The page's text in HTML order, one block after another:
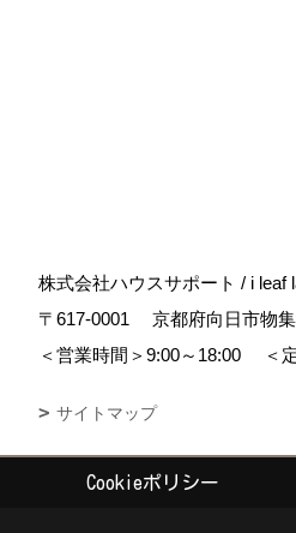
株式会社ハウスサポート / i leaf
〒617-0001
京都府向日市物
＜営業時間＞9:00～18:00
＜
サイトマップ
Copyright (c) housesupport. All
Cookieポリシー